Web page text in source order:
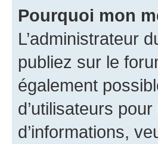
Pourquoi mon
L’administrateur
publiez sur le
également
d’utilisateurs
d’informations,